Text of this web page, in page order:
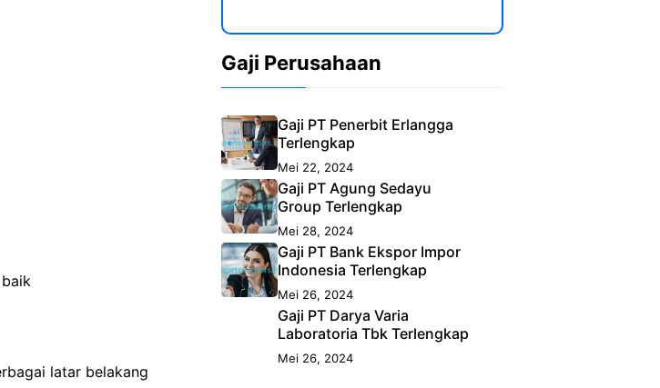
latar belakang
Gaji Perusahaan
Gaji PT Penerbit Erlangga
Terlengkap
Mei 22, 2024
Gaji PT Agung Sedayu
Group Terlengkap
Mei 28, 2024
Gaji PT Bank Ekspor Impor
Indonesia Terlengkap
Mei 26, 2024
Gaji PT Darya Varia
Laboratoria Tbk Terlengkap
Mei 26, 2024